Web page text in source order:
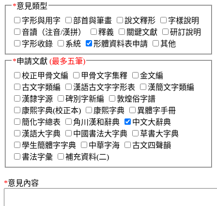
*意見類型
字形與用字
部首與筆畫 說文釋形
字樣說明
音讀（注音/漢拼）
釋義 關鍵文獻
研訂說明
字形收錄
系統 形體資料表申請 其他
*申請文獻 (最多五筆)
校正甲骨文編
甲骨文字集釋
金文編
古文字類編
漢語古文字字形表
漢簡文字類編
漢隸字源
碑別字新編
敦煌俗字譜
康熙字典(校正本)
康熙字典
異體字手冊
簡化字總表
角川漢和辭典
中文大辭典
漢語大字典
中國書法大字典
草書大字典
學生簡體字字典
中華字海
古文四聲韻
書法字彙
補充資料(二)
*意見內容